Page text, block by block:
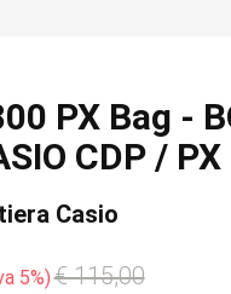
PX Bag -
CDP / PX
Casio
5% € 115,00